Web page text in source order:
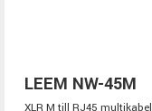
LEEM NW-45M